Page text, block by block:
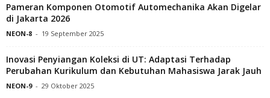
Pameran Komponen Otomotif Automechanika Akan Digelar
di Jakarta 2026
NEON-8 - 19 September 2025
Inovasi Penyiangan Koleksi di UT: Adaptasi Terhadap
Perubahan Kurikulum dan Kebutuhan Mahasiswa Jarak Jauh
NEON-9 - 29 Oktober 2025